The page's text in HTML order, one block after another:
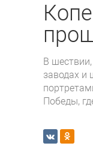
В
заводах и
Победы,